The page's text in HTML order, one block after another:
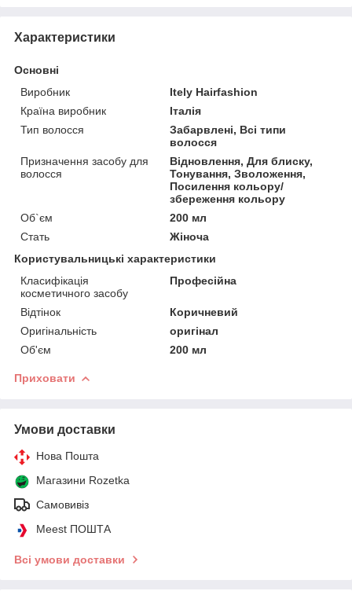
Характеристики
Основні
Виробник
Itely Hairfashion
Країна виробник
Італія
Тип волосся
Забарвлені, Всі типи
волосся
Призначення засобу для
волосся
Відновлення, Для блиску,
Тонування, Зволоження,
Посилення кольору/
збереження кольору
Об`єм
200 мл
Стать
Жіноча
Користувальницькі характеристики
Класифікація
косметичного засобу
Професійна
Відтінок
Коричневий
Оригінальність
оригінал
Об'єм
200 мл
Приховати
Умови доставки
Нова Пошта
Магазини Rozetka
Самовивіз
Meest ПОШТА
Всі умови доставки